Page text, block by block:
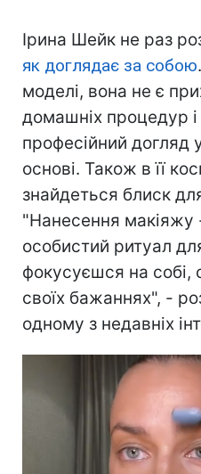
Ірина Шейк не раз
як доглядає за собою
моделі, вона не є
домашніх процедур
професійний догляд
основі. Також в її
знайдеться блиск
"Нанесення макіяжу
особистий ритуал
фокусуєшся на собі,
своїх бажаннях", -
одному з недавніх